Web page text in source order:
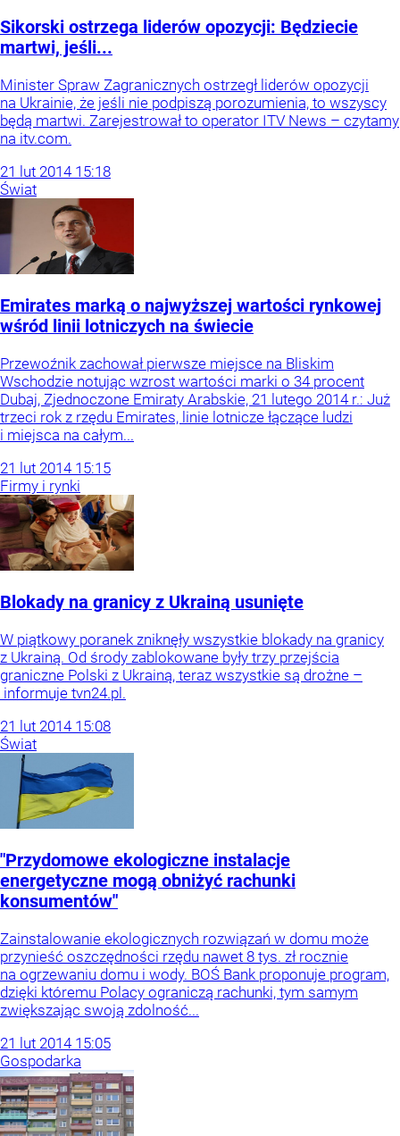
Sikorski ostrzega liderów opozycji: Będziecie
martwi, jeśli...
Minister Spraw Zagranicznych ostrzegł liderów opozycji
na Ukrainie, że jeśli nie podpiszą porozumienia, to wszyscy
będą martwi. Zarejestrował to operator ITV News – czytamy
na itv.com.
21 lut 2014 15:18
Świat
Emirates marką o najwyższej wartości rynkowej
wśród linii lotniczych na świecie
Przewoźnik zachował pierwsze miejsce na Bliskim
Wschodzie notując wzrost wartości marki o 34 procent
Dubaj, Zjednoczone Emiraty Arabskie, 21 lutego 2014 r.: Już
trzeci rok z rzędu Emirates, linie lotnicze łączące ludzi
i miejsca na całym...
21 lut 2014 15:15
Firmy i rynki
Blokady na granicy z Ukrainą usunięte
W piątkowy poranek zniknęły wszystkie blokady na granicy
z Ukrainą. Od środy zablokowane były trzy przejścia
graniczne Polski z Ukrainą, teraz wszystkie są drożne –
informuje tvn24.pl.
21 lut 2014 15:08
Świat
"Przydomowe ekologiczne instalacje
energetyczne mogą obniżyć rachunki
konsumentów"
Zainstalowanie ekologicznych rozwiązań w domu może
przynieść oszczędności rzędu nawet 8 tys. zł rocznie
na ogrzewaniu domu i wody. BOŚ Bank proponuje program,
dzięki któremu Polacy ograniczą rachunki, tym samym
zwiększając swoją zdolność...
21 lut 2014 15:05
Gospodarka